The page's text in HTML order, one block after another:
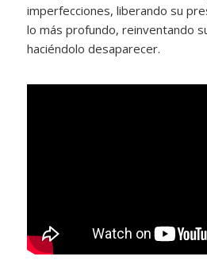
imperfecciones, liberando su
lo más profundo, reinventando
haciéndolo desaparecer.